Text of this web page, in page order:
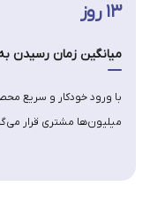
۱۳ روز
میانگین زمان رسیدن
با ورود خودکار و سریع
میلیون‌ها مشتری قرار